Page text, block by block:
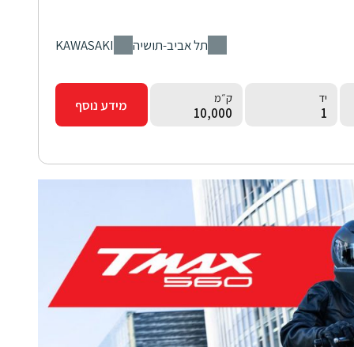
סניף
תל אביב-תושיה יצרן
KAWASAKI
יד
1
ק״מ
10,000 מידע נוסף